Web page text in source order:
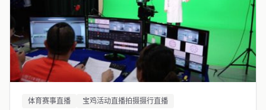
体育赛事直播 宝鸡活动直播拍摄摄行直播